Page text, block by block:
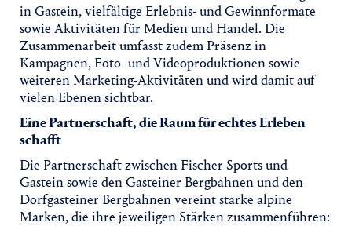
in Gastein, vielfältige Erlebnis- und Gewinnformate
sowie Aktivitäten für Medien und Handel. Die
Zusammenarbeit umfasst zudem Präsenz in
Kampagnen, Foto- und Videoproduktionen sowie
weiteren Marketing-Aktivitäten und wird damit auf
vielen Ebenen sichtbar.
Eine Partnerschaft, die Raum für echtes Erleben
schafft
Die Partnerschaft zwischen Fischer Sports und
Gastein sowie den Gasteiner Bergbahnen und den
Dorfgasteiner Bergbahnen vereint starke alpine
Marken, die ihre jeweiligen Stärken zusammenführen: